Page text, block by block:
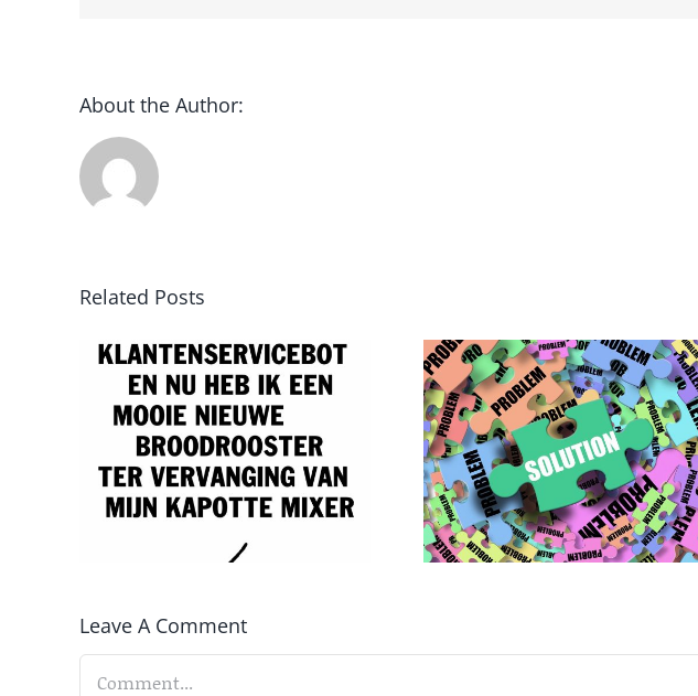
About the Author:
Related Posts
Van probleem
naar oplossing
Druk,
druk
Leave A Comment
Comment